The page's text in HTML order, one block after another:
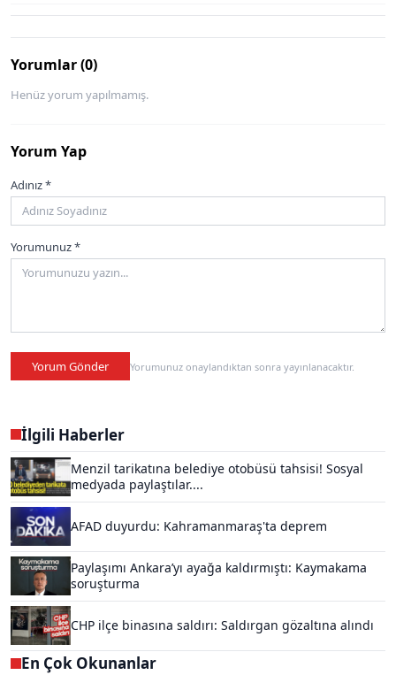
Yorumlar (0)
Henüz yorum yapılmamış.
Yorum Yap
Adınız *
Yorumunuz *
Yorum Gönder Yorumunuz onaylandıktan sonra yayınlanacaktır.
İlgili Haberler
Menzil tarikatına belediye otobüsü tahsisi! Sosyal
medyada paylaştılar....
AFAD duyurdu: Kahramanmaraş'ta deprem
Paylaşımı Ankara’yı ayağa kaldırmıştı: Kaymakama
soruşturma
CHP ilçe binasına saldırı: Saldırgan gözaltına alındı
En Çok Okunanlar